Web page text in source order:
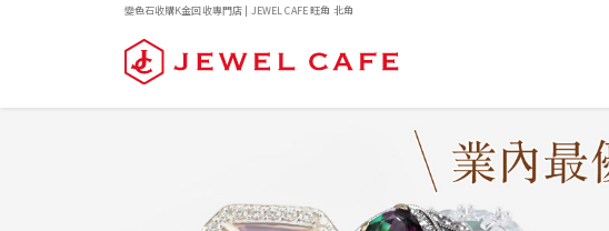
變色石收購K金回收專門店 | JEWEL CAFE 旺角 北角